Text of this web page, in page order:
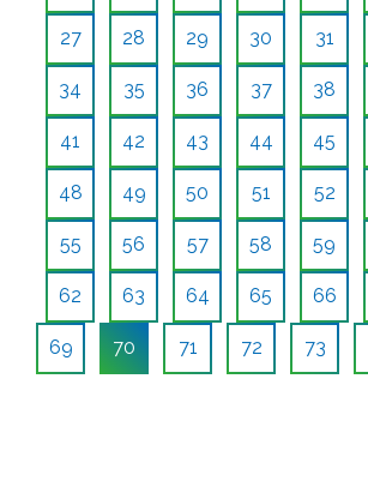
27 28 29 30 31
34 35 36 37 38
41 42 43 44 45
48 49 50 51 52
55 56 57 58 59
62 63 64 65 66
69 70 71 72 73